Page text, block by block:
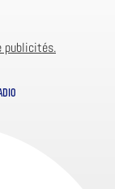
publicités.